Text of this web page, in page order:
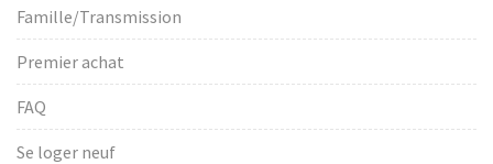
Famille/Transmission
Premier achat
FAQ
Se loger neuf